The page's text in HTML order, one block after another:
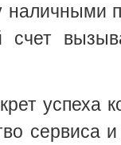
наличными
успеха
сервиса